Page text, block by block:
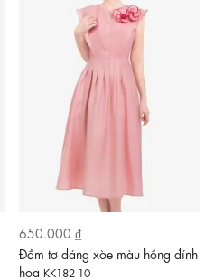
650.000 ₫
Đầm tơ dáng xòe màu hồng đính
hoa KK182-10